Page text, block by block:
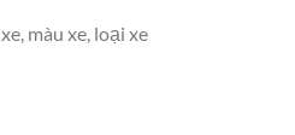
màu xe, loại xe